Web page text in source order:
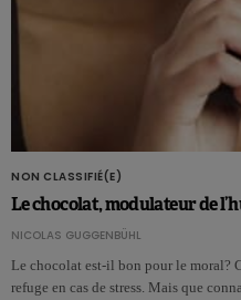
NON CLASSIFIÉ(E)
Le chocolat, modulateur de
NICOLAS GUGGENBÜHL
Le chocolat est-il bon pour le moral?
refuge en cas de stress. Mais que